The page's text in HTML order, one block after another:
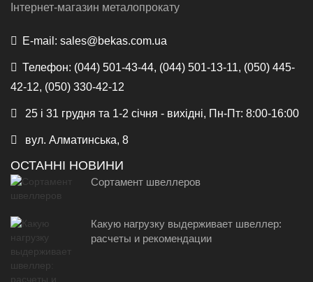
Інтернет-магазин металопрокату
E-mail: sales@bekas.com.ua
Телефон: (044) 501-43-44, (044) 501-13-11, (050) 445-
42-12, (050) 330-42-12
25 і 31 грудня та 1-2 січня - вихідні, Пн-Пт: 8:00-16:00
вул. Алматинська, 8
ОСТАННІ НОВИНИ
Сортамент швеллеров
Какую нагрузку выдерживает швеллер:
расчеты и рекомендации